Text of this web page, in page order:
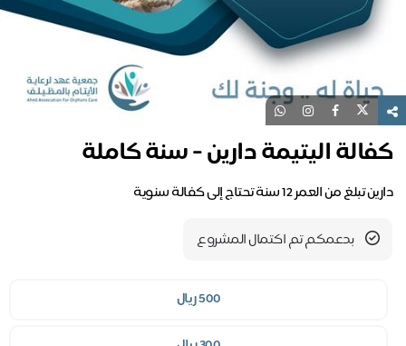
اليتيمة دارين - سنة كاملة
من العمر 12 سنة تحتاج إلى كفالة سنوية
بدعمكم تم اكتمال المشروع